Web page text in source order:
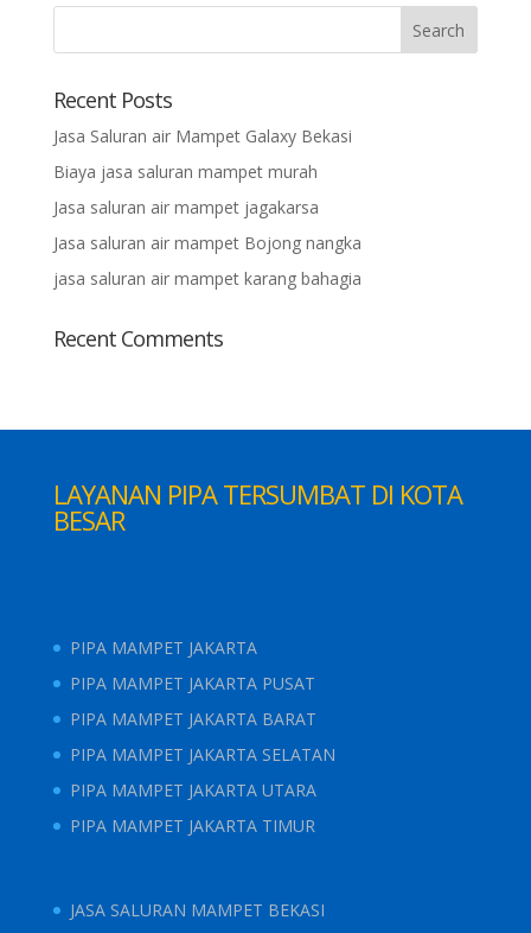
Recent Posts
Jasa Saluran air Mampet Galaxy Bekasi
Biaya jasa saluran mampet murah
Jasa saluran air mampet jagakarsa
Jasa saluran air mampet Bojong nangka
jasa saluran air mampet karang bahagia
Recent Comments
LAYANAN PIPA TERSUMBAT DI KOTA
BESAR
PIPA MAMPET JAKARTA
PIPA MAMPET JAKARTA PUSAT
PIPA MAMPET JAKARTA BARAT
PIPA MAMPET JAKARTA SELATAN
PIPA MAMPET JAKARTA UTARA
PIPA MAMPET JAKARTA TIMUR
JASA SALURAN MAMPET BEKASI